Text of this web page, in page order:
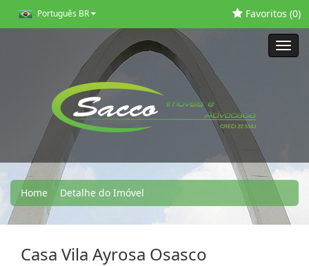
Português BR Favoritos (0)
Home Detalhe do Imóvel
Casa Vila Ayrosa Osasco